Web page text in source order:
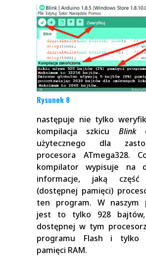
Rysunek 8
następuje nie tylko
kompilacja szkicu Blink
użytecznego dla
procesora ATmega328.
kompilator wypisuje na
informacje, jaką część
(dostępnej pamięci)
ten program. W naszym
jest to tylko 928
dostępnej w tym
programu Flash i tylko
pamięci RAM.